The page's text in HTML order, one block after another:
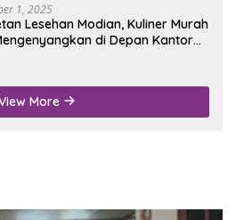
1, 2025
Lesehan Modian, Kuliner Murah
di Depan Kantor
More